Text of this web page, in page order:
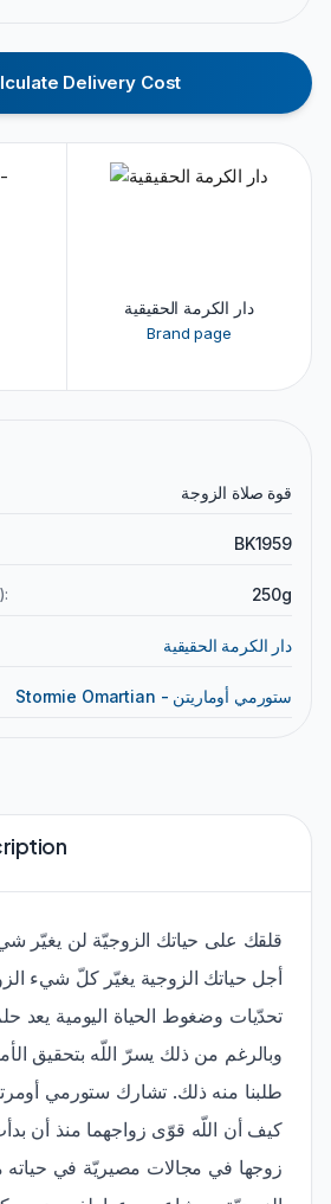
Delivery Cost
دار الكرمة الحقيقية
Brand page
قوة صلاة الزوجة
BK1959
250g
دار الكرمة الحقيقية
Stormie Omartian - ستورمي أوماريتن
قلقك على حياتك الزوجيّة لن يغيّر
أجل حياتك الزوجية يغيّر كلّ شيء
تحدّيات وضغوط الحياة اليومية يعد
وبالرغم من ذلك يسرّ اللّه بتحقيق
طلبنا منه ذلك. تشارك ستورمي
كيف أن اللّه قوّى زواجهما منذ أن
زوجها في مجالات مصيريّة في حياته